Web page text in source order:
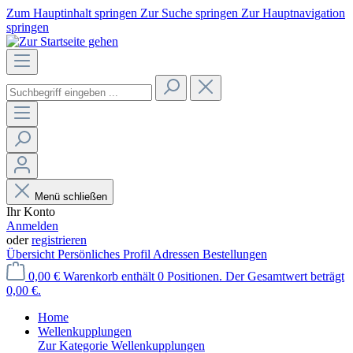
Zum Hauptinhalt springen Zur Suche springen Zur Hauptnavigation
springen
Menü schließen
Ihr Konto
Anmelden
oderregistrieren
Übersicht Persönliches Profil Adressen Bestellungen
0,00 € Warenkorb enthält 0 Positionen. Der Gesamtwert beträgt
0,00 €.
Home
Wellenkupplungen
Zur Kategorie Wellenkupplungen